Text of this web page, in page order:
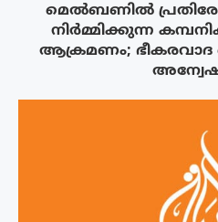
മെൽബണിൽ
നിർമ്മിക്കുന്ന
ആക്രമണം;